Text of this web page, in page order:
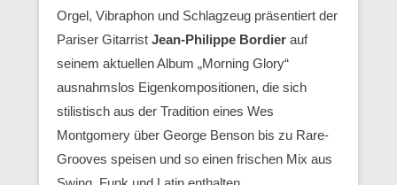
Orgel, Vibraphon und Schlagzeug präsentiert der
Pariser Gitarrist Jean-Philippe Bordier auf
seinem aktuellen Album „Morning Glory“
ausnahmslos Eigenkompositionen, die sich
stilistisch aus der Tradition eines Wes
Montgomery über George Benson bis zu Rare-
Grooves speisen und so einen frischen Mix aus